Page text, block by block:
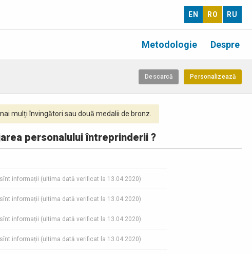
EN RO RU
Despre
Metodologie
Personalizează
Descarcă
mulți învingători sau două medalii de bronz.
personalului întreprinderii ?
informații (ultima dată verificat la 13.04.2020)
informații (ultima dată verificat la 13.04.2020)
informații (ultima dată verificat la 13.04.2020)
informații (ultima dată verificat la 13.04.2020)